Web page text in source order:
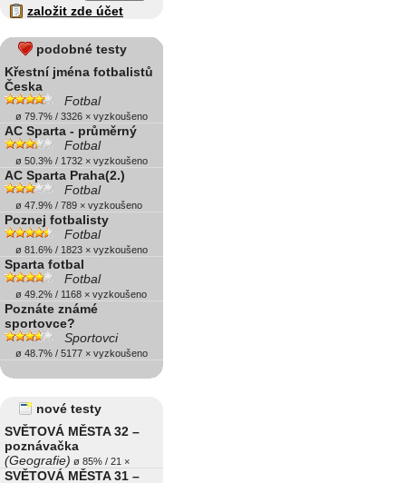
založit zde účet
podobné testy
Křestní jména fotbalistů
Česka
Fotbal
ø 79.7% / 3326 × vyzkoušeno
AC Sparta - průměrný
Fotbal
ø 50.3% / 1732 × vyzkoušeno
AC Sparta Praha(2.)
Fotbal
ø 47.9% / 789 × vyzkoušeno
Poznej fotbalisty
Fotbal
ø 81.6% / 1823 × vyzkoušeno
Sparta fotbal
Fotbal
ø 49.2% / 1168 × vyzkoušeno
Poznáte známé
sportovce?
Sportovci
ø 48.7% / 5177 × vyzkoušeno
nové testy
SVĚTOVÁ MĚSTA 32 –
poznávačka
(Geografie) ø 85% / 21 ×
SVĚTOVÁ MĚSTA 31 –